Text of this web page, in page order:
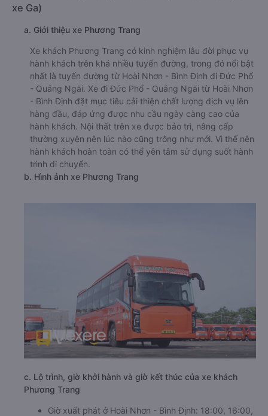
xe Ga)
a. Giới thiệu xe Phương Trang
Xe khách Phương Trang có kinh nghiệm lâu đời phục vụ
hành khách trên khá nhiều tuyến đường, trong đó nổi bật
nhất là tuyến đường từ Hoài Nhơn - Bình Định đi Đức Phổ
- Quảng Ngãi. Xe đi Đức Phổ - Quảng Ngãi từ Hoài Nhơn
- Bình Định đặt mục tiêu cải thiện chất lượng dịch vụ lên
hàng đầu, đáp ứng được nhu cầu ngày càng cao của
hành khách. Nội thất trên xe được bảo trì, nâng cấp
thường xuyên nên lúc nào cũng trông như mới. Vì thế nên
hành khách hoàn toàn có thể yên tâm sử dụng suốt hành
trình di chuyển.
b. Hình ảnh xe Phương Trang
c. Lộ trình, giờ khởi hành và giờ kết thúc của xe khách
Phương Trang
Giờ xuất phát ở Hoài Nhơn - Bình Định: 18:00, 16:00,